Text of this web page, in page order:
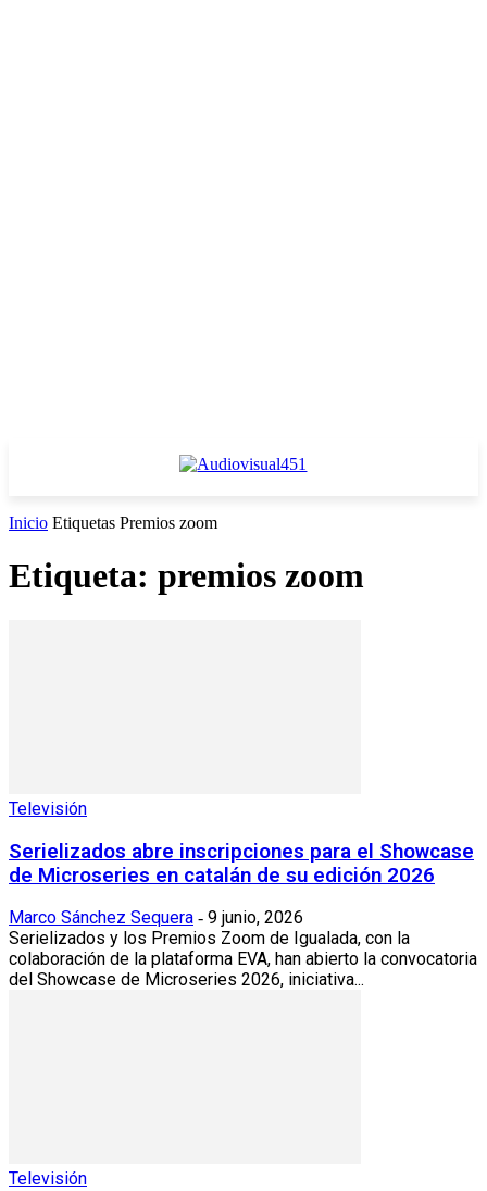
Inicio Etiquetas Premios zoom
Etiqueta: premios zoom
Televisión
Serielizados abre inscripciones para el Showcase
de Microseries en catalán de su edición 2026
Marco Sánchez Sequera - 9 junio, 2026
Serielizados y los Premios Zoom de Igualada, con la
colaboración de la plataforma EVA, han abierto la convocatoria
del Showcase de Microseries 2026, iniciativa...
Televisión